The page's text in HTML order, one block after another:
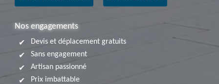
Nos engagements
Devis et déplacement gratuits
Sans engagement
Artisan passionné
Prix imbattable